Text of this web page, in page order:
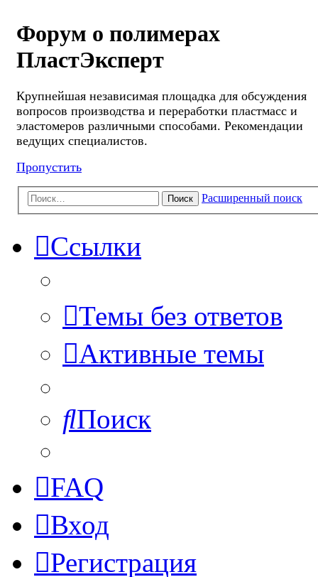
Форум о полимерах
ПластЭксперт
Крупнейшая независимая площадка для обсуждения
вопросов производства и переработки пластмасс и
эластомеров различными способами. Рекомендации
ведущих специалистов.
Пропустить
Поиск Расширенный поиск
Ссылки
Темы без ответов
Активные темы
Поиск
FAQ
Вход
Регистрация